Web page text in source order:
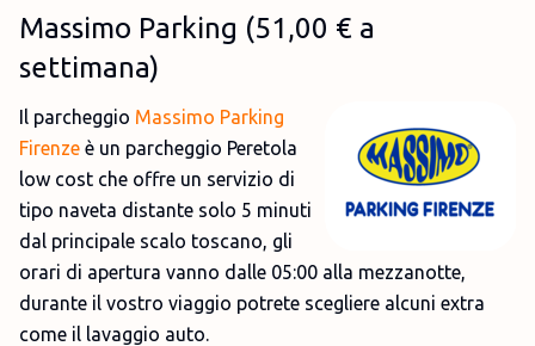
Massimo Parking (51,00 € a
settimana)
Il parcheggio Massimo Parking
Firenze è un parcheggio Peretola
low cost che offre un servizio di
tipo naveta distante solo 5 minuti
dal principale scalo toscano, gli
orari di apertura vanno dalle 05:00 alla mezzanotte,
durante il vostro viaggio potrete scegliere alcuni extra
come il lavaggio auto.